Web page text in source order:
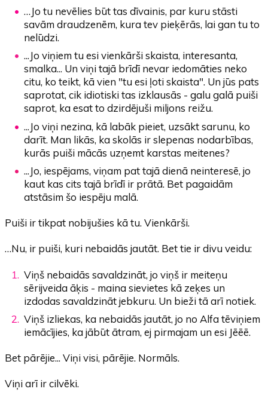
…Jo tu nevēlies būt tas dīvainis, par kuru stāsti
savām draudzenēm, kura tev pieķērās, lai gan tu to
nelūdzi.
...Jo viņiem tu esi vienkārši skaista, interesanta,
smalka... Un viņi tajā brīdī nevar iedomāties neko
citu, ko teikt, kā vien "tu esi ļoti skaista". Un jūs pats
saprotat, cik idiotiski tas izklausās - galu galā puiši
saprot, ka esat to dzirdējuši miljons reižu.
...Jo viņi nezina, kā labāk pieiet, uzsākt sarunu, ko
darīt. Man likās, ka skolās ir slepenas nodarbības,
kurās puiši mācās uzņemt karstas meitenes?
...Jo, iespējams, viņam pat tajā dienā neinteresē, jo
kaut kas cits tajā brīdī ir prātā. Bet pagaidām
atstāsim šo iespēju malā.
Puiši ir tikpat nobijušies kā tu. Vienkārši.
…Nu, ir puiši, kuri nebaidās jautāt. Bet tie ir divu veidu:
Viņš nebaidās savaldzināt, jo viņš ir meiteņu
sērijveida āķis - maina sievietes kā zeķes un
izdodas savaldzināt jebkuru. Un bieži tā arī notiek.
Viņš izliekas, ka nebaidās jautāt, jo no Alfa tēviņiem
iemācījies, ka jābūt ātram, ej pirmajam un esi Jēēē.
Bet pārējie... Viņi visi, pārējie. Normāls.
Viņi arī ir cilvēki.